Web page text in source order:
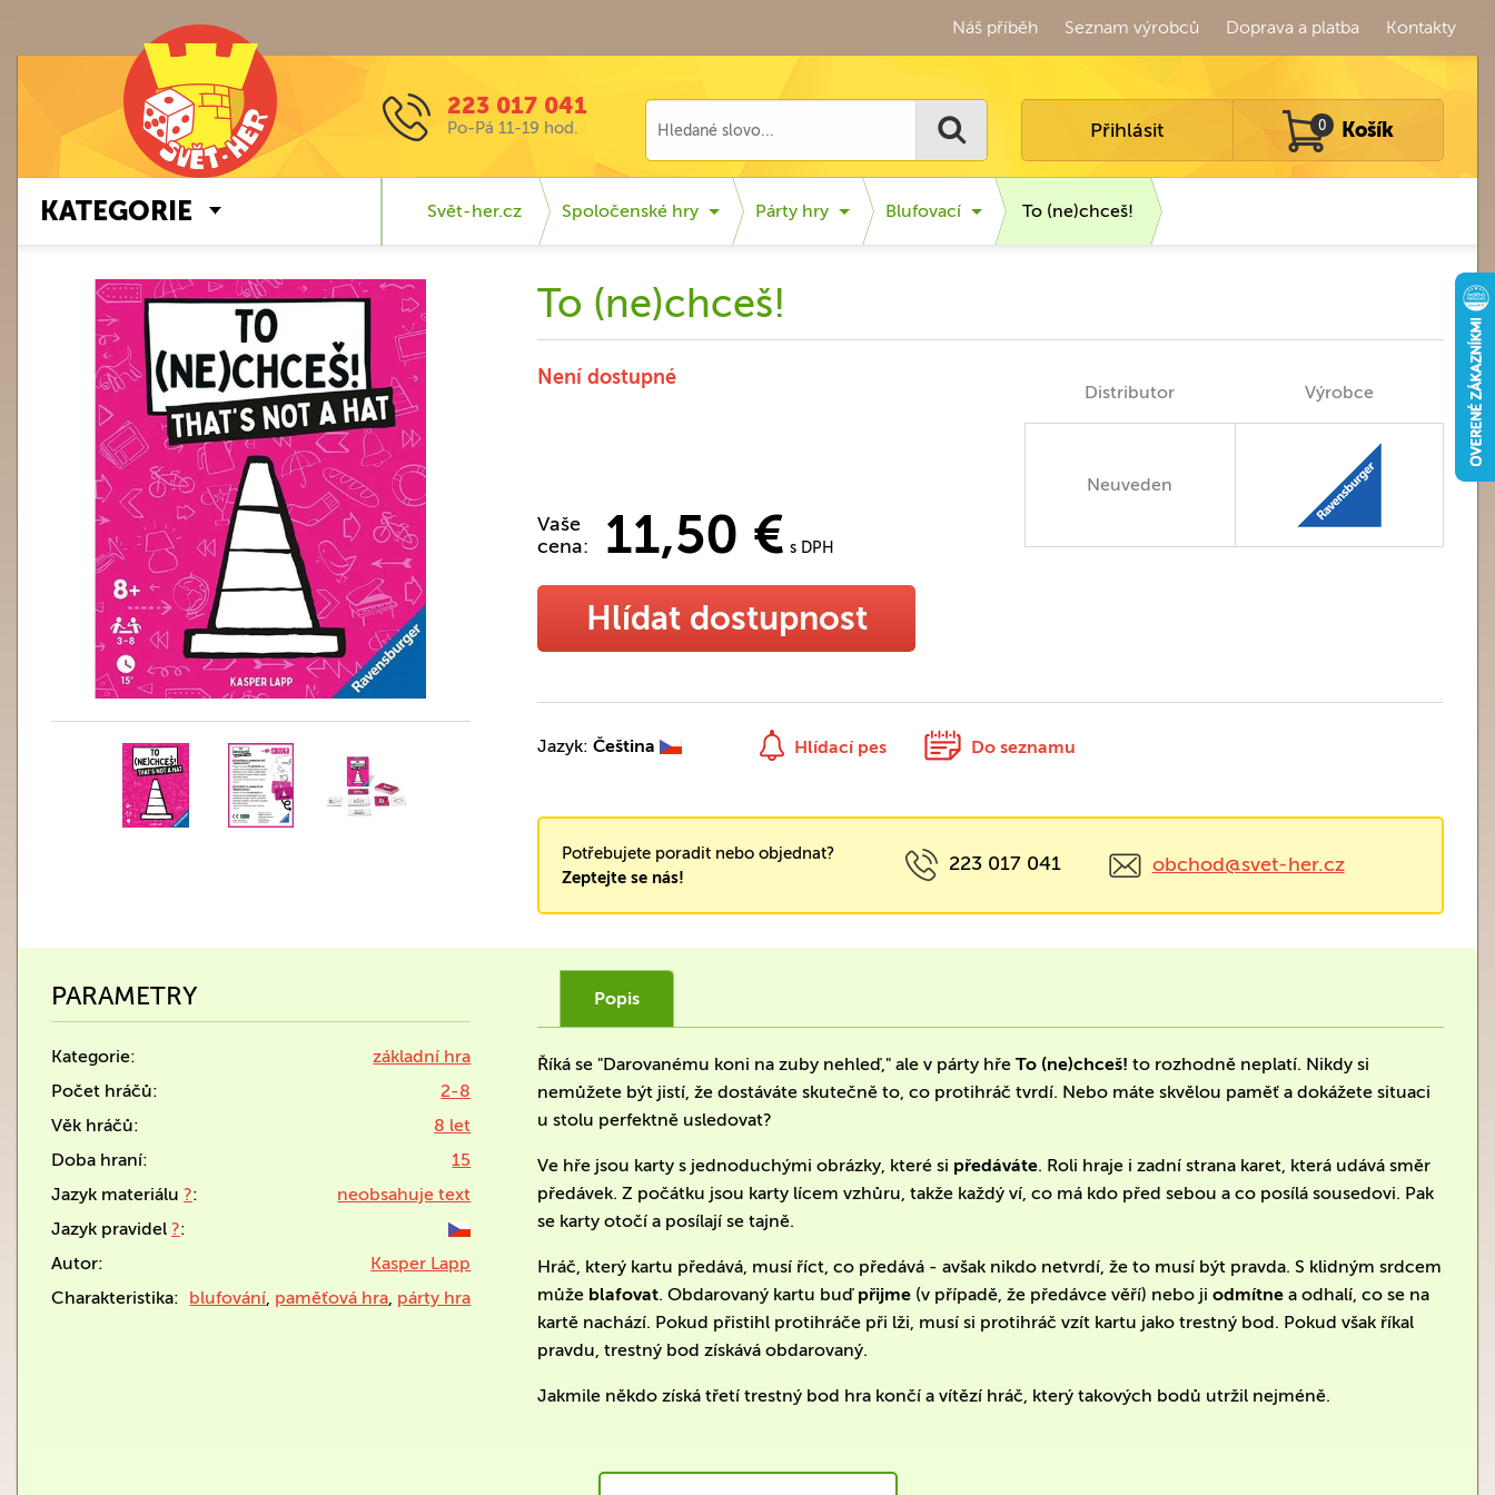
Náš příběh Seznam výrobců Doprava a platba Kontakty
223 017 041
Po-Pá 11-19 hod. Přihlásit 0 Košík
KATEGORIE Svět-her.cz Spoločenské hry Párty hry Blufovací To (ne)chceš!
To (ne)chceš!
Vaše
cena:
11,50 € s DPH
Není dostupné
Hlídat dostupnost
Distributor Výrobce
Neuveden
Jazyk:Čeština Hlídací pes Do seznamu
Potřebujete poradit nebo objednat?
Zeptejte se nás!
223 017 041 obchod@svet-her.cz
PARAMETRY
Kategorie:
základní hra
Počet hráčů:
2-8
Věk hráčů:
8 let
Doba hraní:
15
Jazyk materiálu ?:
neobsahuje text
Jazyk pravidel ?:
Autor:
Kasper Lapp
Charakteristika: blufování, paměťová hra, párty hra
Popis
Říká se "Darovanému koni na zuby nehleď," ale v párty hře To (ne)chceš! to rozhodně neplatí. Nikdy si
nemůžete být jistí, že dostáváte skutečně to, co protihráč tvrdí. Nebo máte skvělou paměť a dokážete situaci
u stolu perfektně usledovat?
Ve hře jsou karty s jednoduchými obrázky, které si předáváte. Roli hraje i zadní strana karet, která udává směr
předávek. Z počátku jsou karty lícem vzhůru, takže každý ví, co má kdo před sebou a co posílá sousedovi. Pak
se karty otočí a posílají se tajně.
Hráč, který kartu předává, musí říct, co předává - avšak nikdo netvrdí, že to musí být pravda. S klidným srdcem
může blafovat. Obdarovaný kartu buď přijme (v případě, že předávce věří) nebo jiodmítnea odhalí, co se na
kartě nachází. Pokud přistihl protihráče při lži, musí si protihráč vzít kartu jako trestný bod. Pokud však říkal
pravdu, trestný bod získává obdarovaný.
Jakmile někdo získá třetí trestný bod hra končí a vítězí hráč, který takových bodů utržil nejméně.